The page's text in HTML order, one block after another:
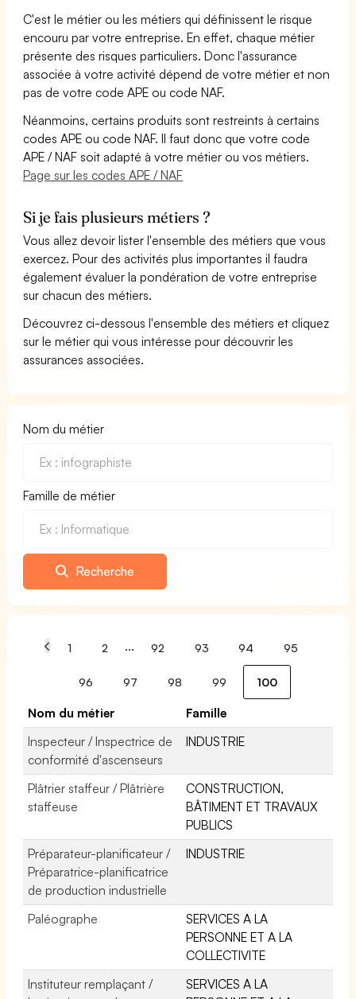
C'est le métier ou les métiers qui définissent le risque
encouru par votre entreprise. En effet, chaque métier
présente des risques particuliers. Donc l'assurance
associée à votre activité dépend de votre métier et non
pas de votre code APE ou code NAF.
Néanmoins, certains produits sont restreints à certains
codes APE ou code NAF. Il faut donc que votre code
APE / NAF soit adapté à votre métier ou vos métiers.
Page sur les codes APE / NAF
Si je fais plusieurs métiers ?
Vous allez devoir lister l'ensemble des métiers que vous
exercez. Pour des activités plus importantes il faudra
également évaluer la pondération de votre entreprise
sur chacun des métiers.
Découvrez ci-dessous l'ensemble des métiers et cliquez
sur le métier qui vous intéresse pour découvrir les
assurances associées.
Nom du métier
Famille de métier
Recherche
1 2 ... 92 93 94 95
96 97 98 99 100
Nom du métier
Famille
Inspecteur / Inspectrice de
conformité d'ascenseurs
INDUSTRIE
Plâtrier staffeur / Plâtrière
staffeuse
CONSTRUCTION,
BÂTIMENT ET TRAVAUX
PUBLICS
Préparateur-planificateur /
Préparatrice-planificatrice
de production industrielle
INDUSTRIE
Paléographe
SERVICES A LA
PERSONNE ET A LA
COLLECTIVITE
Instituteur remplaçant /
SERVICES A LA